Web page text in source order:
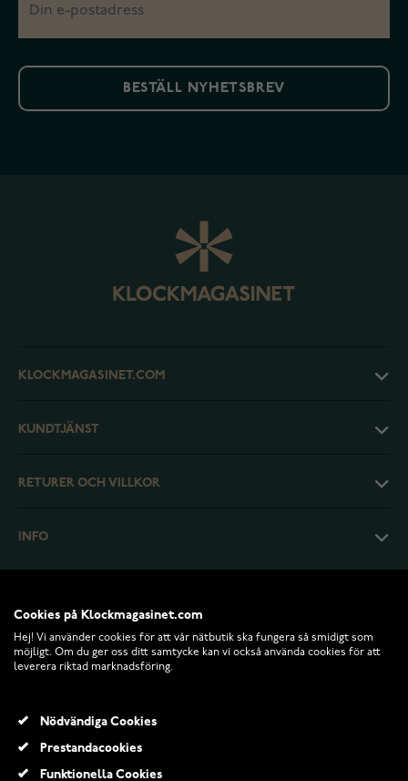
BESTÄLL NYHETSBREV
KLOCKMAGASINET.COM
KUNDTJÄNST
RETURER OCH VILLKOR
INFO
Cookies på Klockmagasinet.com
Hej! Vi använder cookies för att vår nätbutik ska fungera så smidigt som
möjligt. Om du ger oss ditt samtycke kan vi också använda cookies för att
leverera riktad marknadsföring.
Nödvändiga Cookies
Prestandacookies
Funktionella Cookies